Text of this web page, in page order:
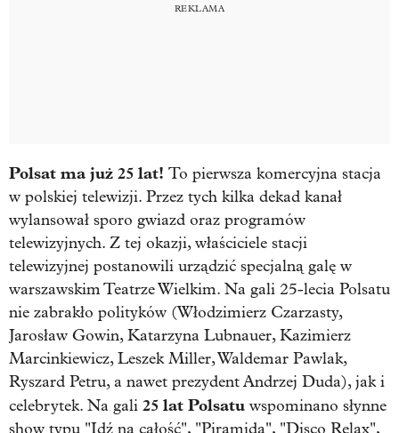
Polsat ma już 25 lat! To pierwsza komercyjna stacja
w polskiej telewizji. Przez tych kilka dekad kanał
wylansował sporo gwiazd oraz programów
telewizyjnych. Z tej okazji, właściciele stacji
telewizyjnej postanowili urządzić specjalną galę w
warszawskim Teatrze Wielkim. Na gali 25-lecia Polsatu
nie zabrakło polityków (Włodzimierz Czarzasty,
Jarosław Gowin, Katarzyna Lubnauer, Kazimierz
Marcinkiewicz, Leszek Miller, Waldemar Pawlak,
Ryszard Petru, a nawet prezydent Andrzej Duda), jak i
celebrytek. Na gali 25 lat Polsatu wspominano słynne
show typu "Idź na całość", "Piramida", "Disco Relax",